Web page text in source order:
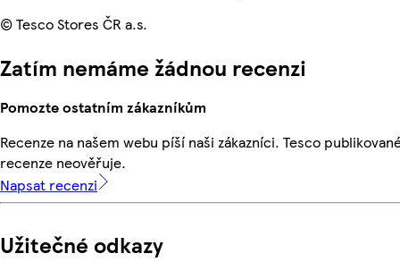
© Tesco Stores ČR a.s.
Zatím nemáme žádnou recenzi
Pomozte ostatním zákazníkům
Recenze na našem webu píší naši zákazníci. Tesco
recenze neověřuje.
Napsat recenzi
Užitečné odkazy